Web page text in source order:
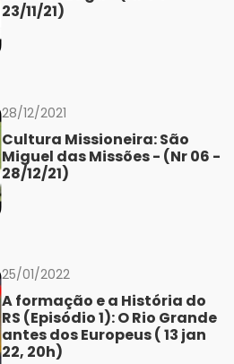
23/11/21)
28/12/2021
Cultura Missioneira: São
Miguel das Missões - (Nr 06 -
28/12/21)
25/01/2022
A formação e a História do
RS (Episódio 1): O Rio Grande
antes dos Europeus ( 13 jan
22, 20h)